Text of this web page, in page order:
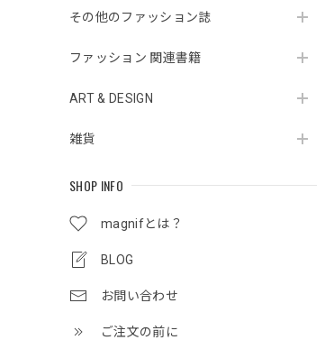
その他のファッション誌
ファッション 関連書籍
ART & DESIGN
雑貨
SHOP INFO
magnifとは？
BLOG
お問い合わせ
ご注文の前に